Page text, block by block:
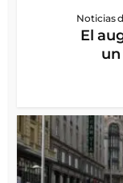
Noticias
El